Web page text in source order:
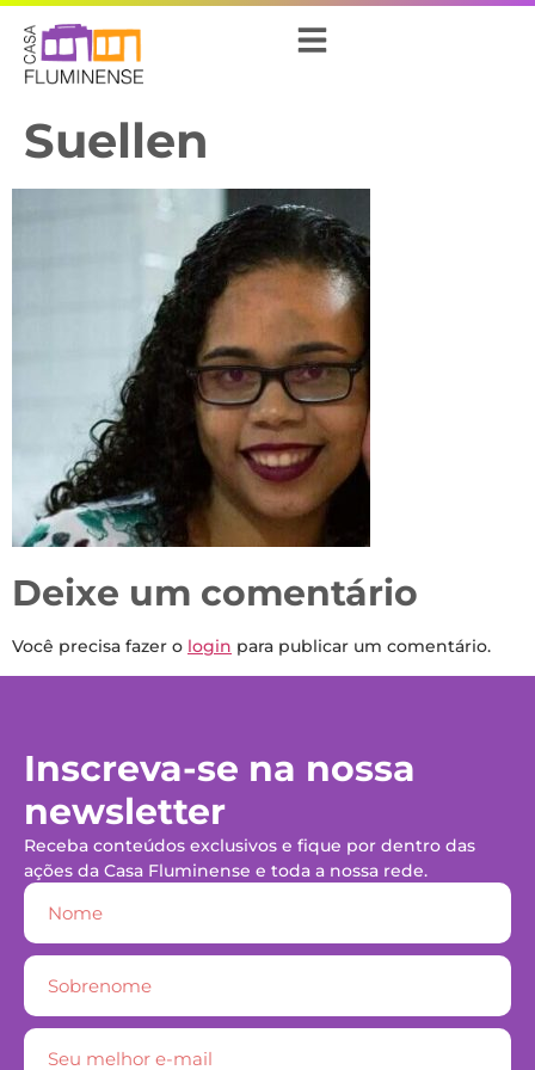
Suellen
Deixe um comentário
Você precisa fazer o login para publicar um comentário.
Inscreva-se na nossa
newsletter
Receba conteúdos exclusivos e fique por dentro das
ações da Casa Fluminense e toda a nossa rede.